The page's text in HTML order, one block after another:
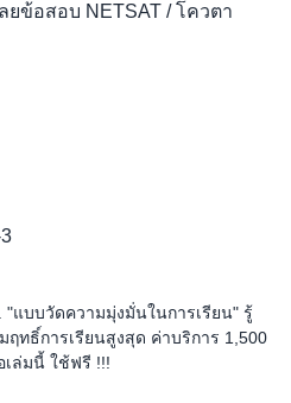
ยข้อสอบ NETSAT / โควตา
"แบบวัดความมุ่งมั่นในการเรียน" รู้
ฤทธิ์การเรียนสูงสุด ค่าบริการ 1,500
เล่มนี้ ใช้ฟรี !!!